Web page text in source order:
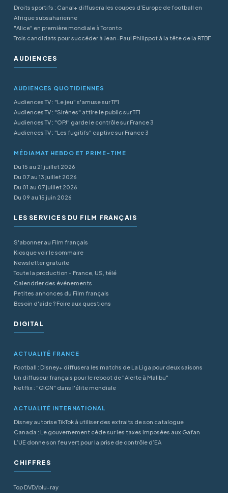
Droits sportifs : Canal+ diffusera les coupes d’Europe de football en
Afrique subsaharienne
"Alice" en première mondiale à Toronto
Trois candidats pour succéder à Jean-Paul Philippot à la tête de la RTBF
AUDIENCES
AUDIENCES QUOTIDIENNES
Audiences TV : "Le jeu" s'amuse sur TF1
Audiences TV : "Sirènes" attire le public sur TF1
Audiences TV : "OPJ" garde le contrôle sur France 3
Audiences TV : "Les fugitifs" captive sur France 3
MÉDIAMAT HEBDO ET PRIME-TIME
Du 15 au 21 juillet 2026
Du 07 au 13 juillet 2026
Du 01 au 07 juillet 2026
Du 09 au 15 juin 2026
LES SERVICES DU FILM FRANÇAIS
S'abonner au Film français
Kiosque voir le sommaire
Newsletter gratuite
Toute la production - France, US, télé
Calendrier des événements
Petites annonces du Film français
Besoin d'aide ? Foire aux questions
DIGITAL
ACTUALITÉ FRANCE
Football : Disney+ diffusera les matchs de La Liga pour deux saisons
Un diffuseur français pour le reboot de "Alerte à Malibu"
Netflix : "GIGN" dans l'élite mondiale
ACTUALITÉ INTERNATIONAL
Disney autorise TikTok à utiliser des extraits de son catalogue
Canada : Le gouvernement cède sur les taxes imposées aux Gafan
L’UE donne son feu vert pour la prise de contrôle d’EA
CHIFFRES
Top DVD/blu-ray